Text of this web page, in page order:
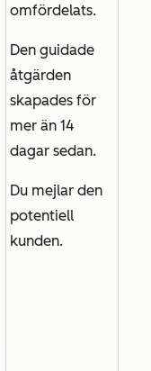
omfördelats.
Den guidade
åtgärden
skapades för
mer än 14
dagar sedan.
Du mejlar den
potentiell
kunden.